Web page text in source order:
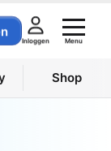
Inloggen Menu
Shop